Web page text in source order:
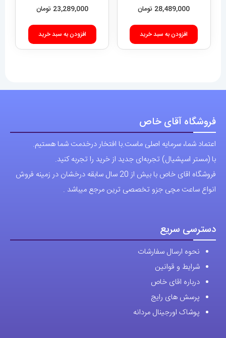
SEVENFRIDAY 021408
28,489,000 تومان
افزودن به سبد خرید
23,289,000 تومان
افزودن به سبد خرید
فروشگاه آقای خاص
اعتماد شما، سرمایه اصلی ماست.با افتخار درخدمت شما هستیم.
با (مستر اسپشیال) تجربه‌ای جدید از خرید را تجربه کنید.
فروشگاه اقای خاص با بیش از 20 سال سابقه درخشان در زمینه فروش
انواع ساعت مچی جزو تخصصی ترین مرجع میباشد .
دسترسی سریع
نحوه ارسال سفارشات
شرایط و قوانین
درباره اقای خاص
پرسش های رایج
پوشاک اورجینال مردانه